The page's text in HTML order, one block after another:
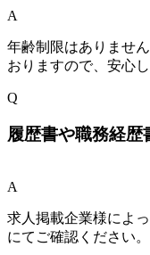
A
年齢制限はありませ
おりますので、安心
Q
履歴書や職務経歴
A
求人掲載企業様によ
にてご確認ください。